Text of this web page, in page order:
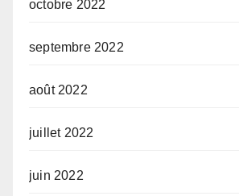
octobre 2022
septembre 2022
août 2022
juillet 2022
juin 2022